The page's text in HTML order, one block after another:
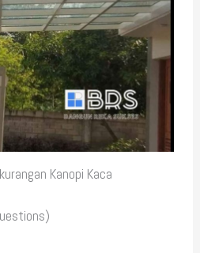
Kanopi Kaca